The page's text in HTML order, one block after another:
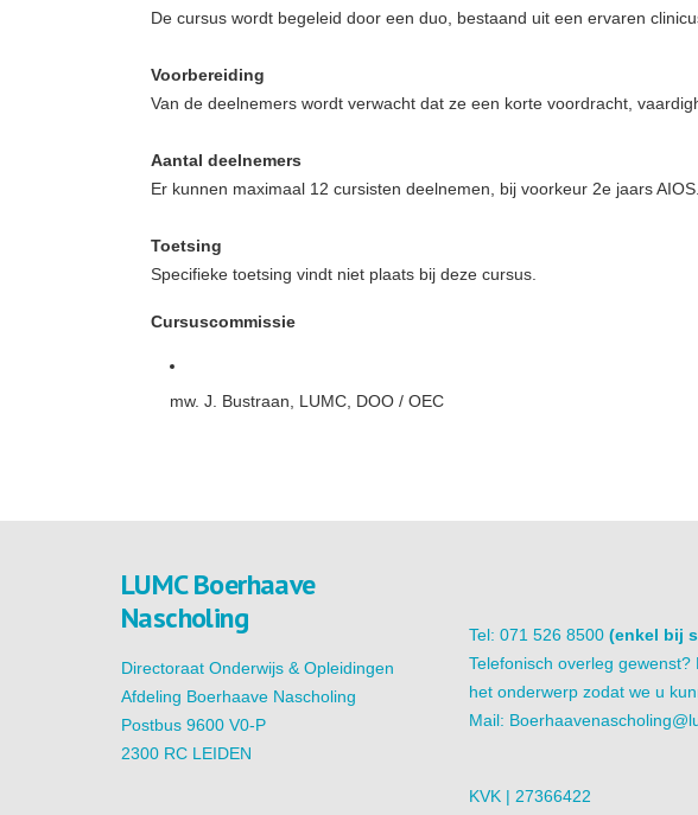
De cursus wordt begeleid door een duo, bestaand uit een ervaren
Voorbereiding
Van de deelnemers wordt verwacht dat ze een korte voordracht,
Aantal deelnemers
Er kunnen maximaal 12 cursisten deelnemen, bij voorkeur 2e jaars AIOS.
Toetsing
Specifieke toetsing vindt niet plaats bij deze cursus.
Cursuscommissie
mw. J. Bustraan, LUMC, DOO / OEC
LUMC Boerhaave
Nascholing
Directoraat Onderwijs & Opleidingen
Afdeling Boerhaave Nascholing
Postbus 9600 V0-P
2300 RC LEIDEN
Tel: 071 526 8500 (enkel bij
Telefonisch overleg gewenst?
het onderwerp zodat we u
Mail:
KVK | 27366422